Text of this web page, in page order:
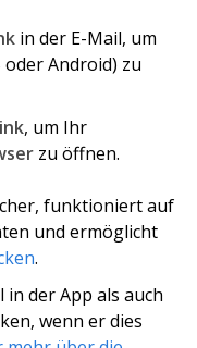
in der E-Mail, um
oder Android) zu
, um Ihr
zu öffnen.
funktioniert auf
und ermöglicht
.
der App als auch
wenn er dies